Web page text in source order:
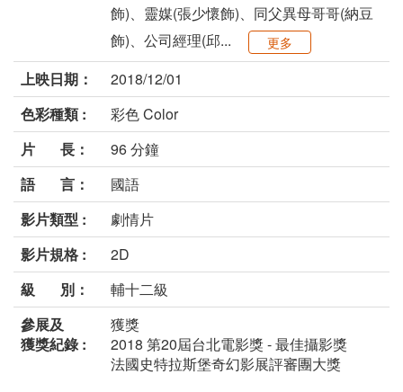
飾)、靈媒(張少懷飾)、同父異母哥哥(納豆
飾)、公司經理(邱...
更多
上映日期：
2018/12/01
色彩種類 :
彩色 Color
片 長：
96 分鐘
語 言：
國語
影片類型 :
劇情片
影片規格 :
2D
級 別：
輔十二級
參展及
獲獎紀錄 :
獲獎
2018 第20屆台北電影獎 - 最佳攝影獎
法國史特拉斯堡奇幻影展評審團大獎